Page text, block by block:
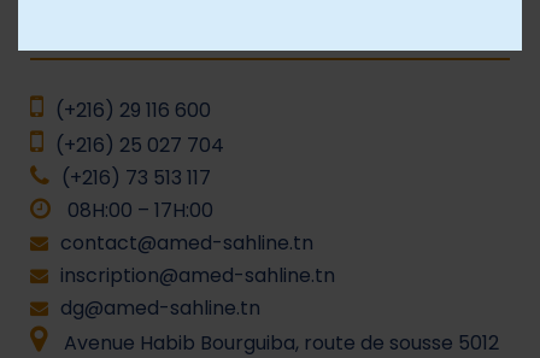
(+216) 29 116 600
(+216) 25 027 704
(+216) 73 513 117
08H:00 – 17H:00
contact@amed-sahline.tn
inscription@amed-sahline.tn
dg@amed-sahline.tn
Avenue Habib Bourguiba, route de sousse 5012